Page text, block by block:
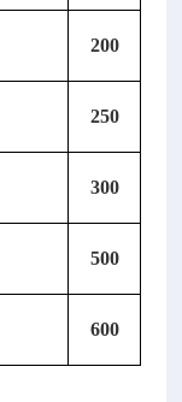
200
250
300
500
600